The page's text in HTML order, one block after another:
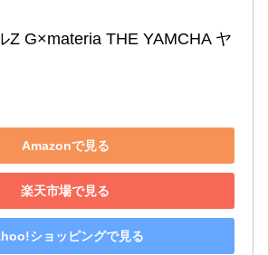
Z G×materia THE YAMCHA ヤ
Amazonで見る
楽天市場で見る
ショッピングで見る